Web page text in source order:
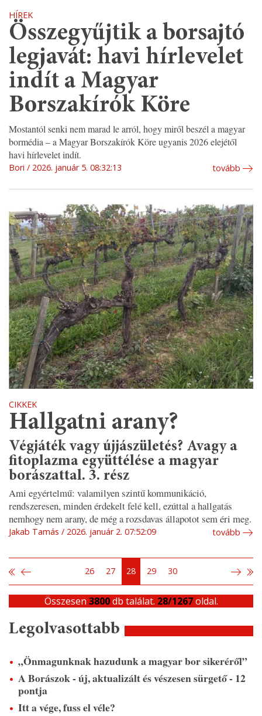
HÍREK
Összegyűjtik a borsajtó
legjavát: havi hírlevelet
indít a Magyar
Borszakírók Köre
Mostantól senki nem marad le arról, hogy miről beszél a magyar
bormédia – a Magyar Borszakírók Köre ugyanis 2026 elejétől
havi hírlevelet indít.
Bori 2026. január 5. 08:32:13 tovább
CIKKEK
Hallgatni arany?
Végjáték vagy újjászületés? Avagy a
fitoplazma együttélése a magyar
borászattal. 3. rész
Ami egyértelmű: valamilyen szintű kommunikáció,
rendszeresen, minden érdekelt felé kell, ezúttal a hallgatás
nemhogy nem arany, de még a rozsdavas állapotot sem éri meg.
Jakab Tamás 2026. január 2. 07:52:09 tovább
26 27 28 29 30
Összesen 3800db találat. 28/1267oldal.
Legolvasottabb
„Önmagunknak hazudunk a magyar bor sikeréről”
A Borászok - új, aktualizált és vészesen sürgető - 12
pontja
Itt a vége, fuss el véle?